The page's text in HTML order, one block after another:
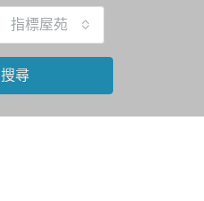
指標屋苑
搜尋